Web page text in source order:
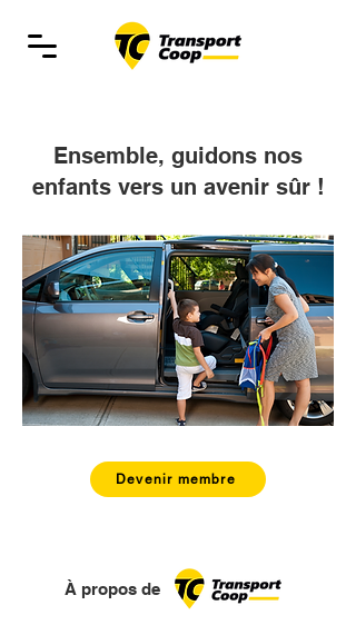
Ensemble, guidons nos
enfants vers un avenir sûr !
Devenir membre
À propos de